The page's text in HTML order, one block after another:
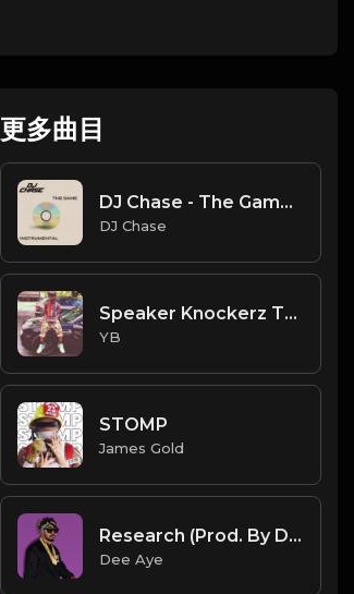
更多曲目
DJ Chase - The Game [Instrumental](Prod. By DJ Chase) [Free Beat 2021]
DJ Chase
Speaker Knockerz Type Beat - Flexing (Prod. By CornerBoyYB)
YB
STOMP
James Gold
Research (Prod. By Dee Aye)
Dee Aye